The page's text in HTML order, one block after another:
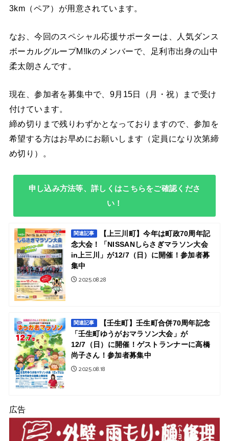
3km（ペア）が用意されています。
なお、今回のスペシャル応援サポーターは、人気ダンス
ボーカルグループM!lkのメンバーで、足利市出身の山中
柔太朗さんです。
現在、参加者を募集中で、9月15日（月・祝）まで受け
付けています。
締め切りまで残りわずかとなっておりますので、参加を
希望する方はお早めにお願いします（定員になり次第締
め切り）。
申し込み方法等、詳しくはこちらをご確認くださ
い！
関連記事
【上三川町】今年は町政70周年記
念大会！「NISSANしらさぎマラソン大会
in上三川」が12/7（日）に開催！参加者募
集中
2025.08.28
関連記事
【壬生町】壬生町合併70周年記念
「壬生町ゆうがおマラソン大会」が
12/7（日）に開催！ゲストランナーに高橋
尚子さん！参加者募集中
2025.08.18
広告